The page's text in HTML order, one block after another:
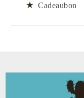
Cadeaubon